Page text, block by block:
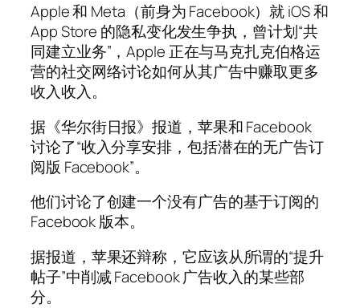
Apple 和 Meta（前身为 Facebook）就 iOS 和
App Store 的隐私变化发生争执，曾计划“共
同建立业务”，Apple 正在与马克扎克伯格运
营的社交网络讨论如何从其广告中赚取更多
收入收入。
据《华尔街日报》报道，苹果和 Facebook
讨论了“收入分享安排，包括潜在的无广告订
阅版 Facebook”。
他们讨论了创建一个没有广告的基于订阅的
Facebook 版本。
据报道，苹果还辩称，它应该从所谓的“提升
帖子”中削减 Facebook 广告收入的某些部
分。